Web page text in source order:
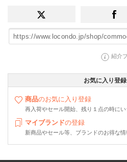
紹介
お気に入り登
商品のお気に入り登録
再入荷やセール開始、残り１点の時に
マイブランドの登録
新商品やセール等、ブランドのお得な